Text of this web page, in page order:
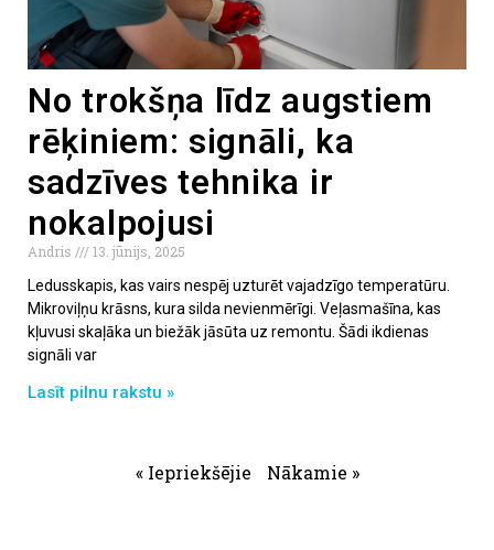
No trokšņa līdz augstiem
rēķiniem: signāli, ka
sadzīves tehnika ir
nokalpojusi
Andris
13. jūnijs, 2025
Ledusskapis, kas vairs nespēj uzturēt vajadzīgo temperatūru.
Mikroviļņu krāsns, kura silda nevienmērīgi. Veļasmašīna, kas
kļuvusi skaļāka un biežāk jāsūta uz remontu. Šādi ikdienas
signāli var
Lasīt pilnu rakstu »
« Iepriekšējie Nākamie »